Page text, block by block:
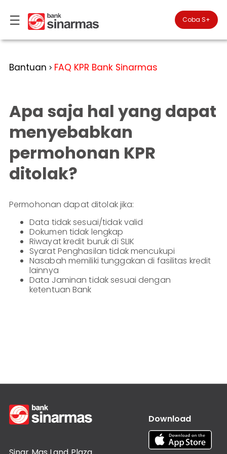
☰× 
#FinansialLebihBaik
Kategori
Bantuan
Deposito
Giro
Kartu
Kredit
Reksadana
SimobiPlus
Promosi
Lainnya
di
Perbankan
Personal
Perbankan
Perbankan
Bisnis
Informasi
Nasabah
Hubungan
Investor
Karir
Coba
SimobiPlus
ID
EN
Coba S+
Bantuan > FAQ KPR Bank Sinarmas
Apa saja hal yang dapat
menyebabkan
permohonan KPR
ditolak?
Permohonan dapat ditolak jika:
Data tidak sesuai/tidak valid
Dokumen tidak lengkap
Riwayat kredit buruk di SLIK
Syarat Penghasilan tidak mencukupi
Nasabah memiliki tunggakan di fasilitas kredit
lainnya
Data Jaminan tidak sesuai dengan
ketentuan Bank
Download